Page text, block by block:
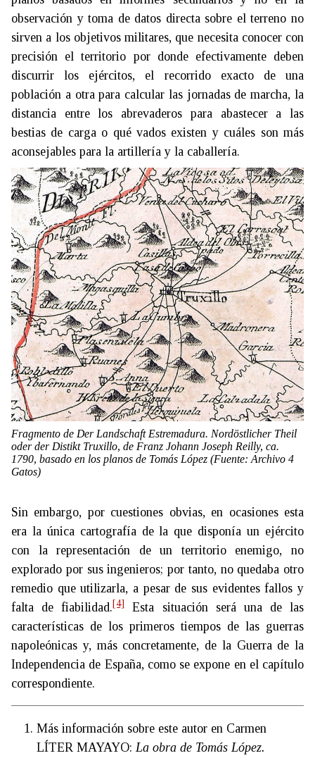
observación y toma de datos directa sobre el terreno no
sirven a los objetivos militares, que necesita conocer con
precisión el territorio por donde efectivamente deben
discurrir los ejércitos, el recorrido exacto de una
población a otra para calcular las jornadas de marcha, la
distancia entre los abrevaderos para abastecer a las
bestias de carga o qué vados existen y cuáles son más
aconsejables para la artillería y la caballería.
Fragmento de Der Landschaft Estremadura. Nordöstlicher Theil
oder der Distikt Truxillo, de Franz Johann Joseph Reilly, ca.
1790, basado en los planos de Tomás López (Fuente: Archivo 4
Gatos)
Sin embargo, por cuestiones obvias, en ocasiones esta
era la única cartografía de la que disponía un ejército
con la representación de un territorio enemigo, no
explorado por sus ingenieros; por tanto, no quedaba otro
remedio que utilizarla, a pesar de sus evidentes fallos y
falta de fiabilidad.[4]Esta situación será una de las
características de los primeros tiempos de las guerras
napoleónicas y, más concretamente, de la Guerra de la
Independencia de España, como se expone en el capítulo
correspondiente.
Más información sobre este autor en Carmen
LÍTER MAYAYO: La obra de Tomás López.